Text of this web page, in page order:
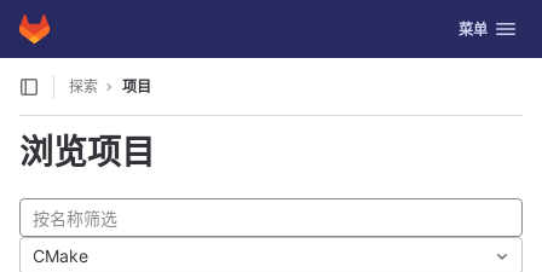
Skip to content
GitLab 切换导航
菜单
探索 项目
浏览项目
CMake